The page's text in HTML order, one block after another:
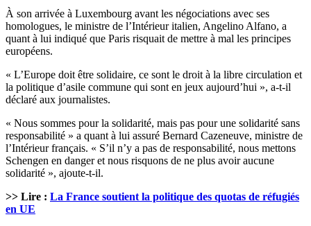
À son arrivée à Luxembourg avant les négociations avec ses
homologues, le ministre de l’Intérieur italien, Angelino Alfano, a
quant à lui indiqué que Paris risquait de mettre à mal les principes
européens.
« L’Europe doit être solidaire, ce sont le droit à la libre circulation et
la politique d’asile commune qui sont en jeux aujourd’hui », a-t-il
déclaré aux journalistes.
« Nous sommes pour la solidarité, mais pas pour une solidarité sans
responsabilité » a quant à lui assuré Bernard Cazeneuve, ministre de
l’Intérieur français. « S’il n’y a pas de responsabilité, nous mettons
Schengen en danger et nous risquons de ne plus avoir aucune
solidarité », ajoute-t-il.
>> Lire : La France soutient la politique des quotas de réfugiés
en UE